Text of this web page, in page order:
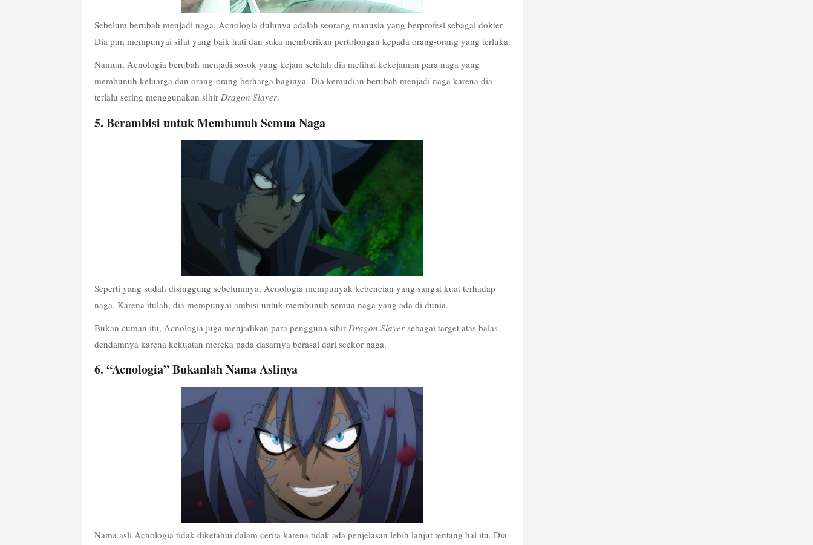
Sebelum berubah menjadi naga, Acnologia dulunya adalah seorang manusia yang berprofesi sebagai dokter.
Dia pun mempunyai sifat yang baik hati dan suka memberikan pertolongan kepada orang-orang yang terluka.
Namun, Acnologia berubah menjadi sosok yang kejam setelah dia melihat kekejaman para naga yang
membunuh keluarga dan orang-orang berharga baginya. Dia kemudian berubah menjadi naga karena dia
terlalu sering menggunakan sihir Dragon Slayer.
5. Berambisi untuk Membunuh Semua Naga
Seperti yang sudah disinggung sebelumnya, Acnologia mempunyak kebencian yang sangat kuat terhadap
naga. Karena itulah, dia mempunyai ambisi untuk membunuh semua naga yang ada di dunia.
Bukan cuman itu, Acnologia juga menjadikan para pengguna sihir Dragon Slayer sebagai target atas balas
dendamnya karena kekuatan mereka pada dasarnya berasal dari seekor naga.
6. “Acnologia” Bukanlah Nama Aslinya
Nama asli Acnologia tidak diketahui dalam cerita karena tidak ada penjelasan lebih lanjut tentang hal itu. Dia